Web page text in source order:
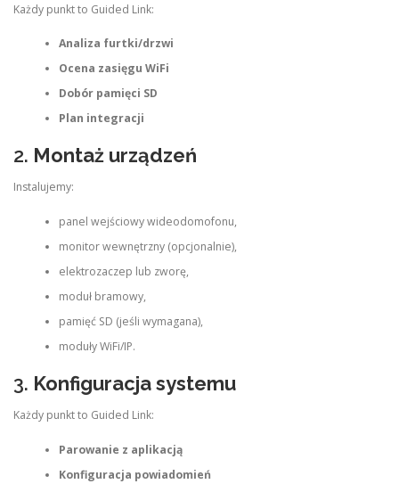
Każdy punkt to Guided Link:
Analiza furtki/drzwi
Ocena zasięgu WiFi
Dobór pamięci SD
Plan integracji
2. Montaż urządzeń
Instalujemy:
panel wejściowy wideodomofonu,
monitor wewnętrzny (opcjonalnie),
elektrozaczep lub zworę,
moduł bramowy,
pamięć SD (jeśli wymagana),
moduły WiFi/IP.
3. Konfiguracja systemu
Każdy punkt to Guided Link:
Parowanie z aplikacją
Konfiguracja powiadomień